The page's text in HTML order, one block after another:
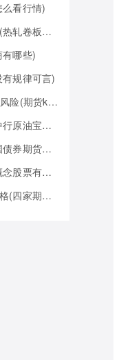
看行情)
情最新报价)
哪些)
规律可言)
货k线技巧)
期货事件)
新消息新闻)
哪些类型)
期货交易)